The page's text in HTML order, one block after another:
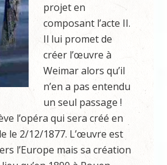
projet en
composant l’acte II.
Il lui promet de
créer l’œuvre à
Weimar alors qu’il
n’en a pas entendu
un seul passage !
l’opéra qui sera créé en
le 2/12/1877. L’œuvre est
l’Europe mais sa création